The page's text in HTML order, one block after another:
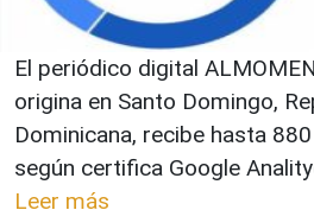
El periódico digital
origina en Santo Domingo,
Dominicana, recibe hasta
según certifica Google
Leer más